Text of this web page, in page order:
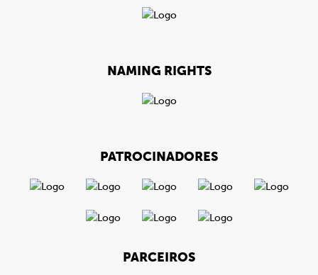
NAMING RIGHTS
PATROCINADORES
PARCEIROS